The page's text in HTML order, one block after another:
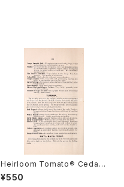
Heirloom Tomato® Cedar
Hill エアルーム・トマト・セダー・
ヒル
¥550